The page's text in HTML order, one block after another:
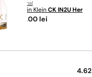
original
Calvin Klein CK IN2U Her
153,00 lei
4.62